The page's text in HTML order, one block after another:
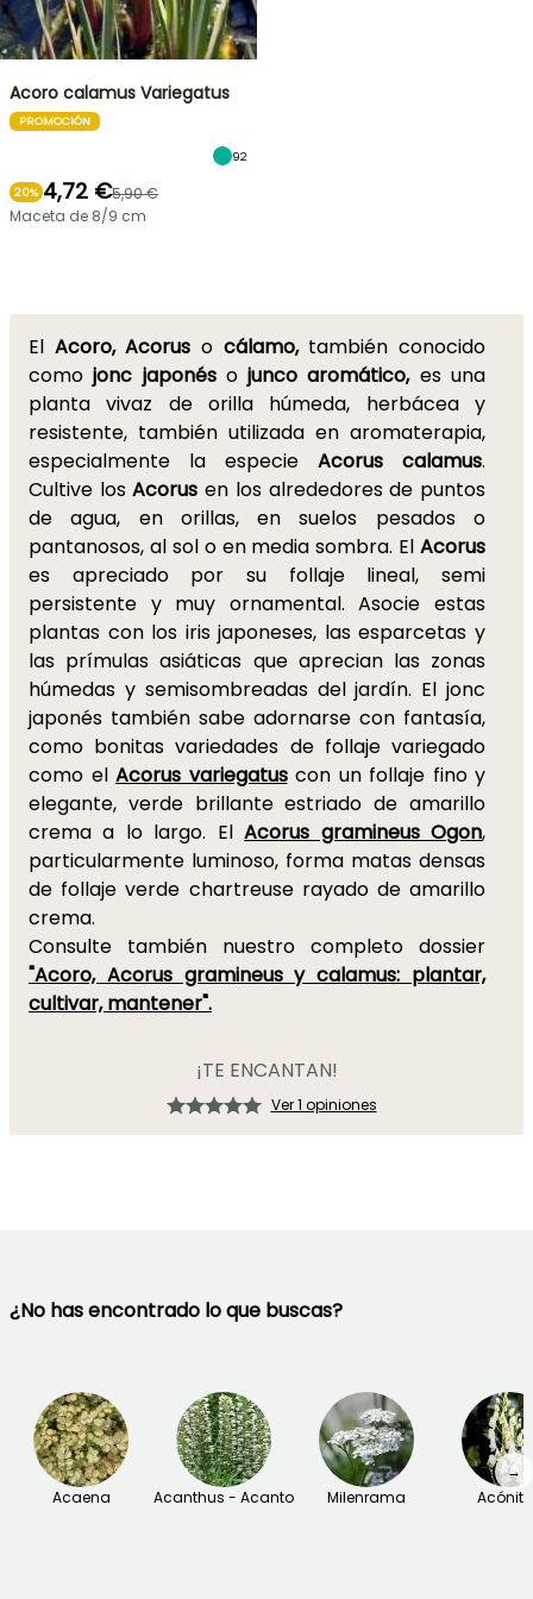
Acoro calamus Variegatus
PROMOCIÓN
92
20% 4,72 €5,90 €
Maceta de 8/9 cm
El Acoro, Acorus o cálamo,también conocido
comojonc japonésojunco aromático,es una
planta vivaz de orilla húmeda, herbácea y
resistente, también utilizada en aromaterapia,
especialmente la especie Acorus calamus.
Cultive losAcorus en los alrededores de puntos
de agua, en orillas, en suelos pesados o
pantanosos, al sol o en media sombra. El Acorus
es apreciado por su follaje lineal, semi
persistente y muy ornamental. Asocie estas
plantas con los iris japoneses, las esparcetas y
las prímulas asiáticas que aprecian las zonas
húmedas y semisombreadas del jardín. El jonc
japonés también sabe adornarse con fantasía,
como bonitas variedades de follaje variegado
como el Acorus variegatuscon un follaje fino y
elegante, verde brillante estriado de amarillo
crema a lo largo. ElAcorus gramineus Ogon,
particularmente luminoso, forma matas densas
de follaje verde chartreuse rayado de amarillo
crema.
Consulte también nuestro completo dossier
"Acoro, Acorus gramineus y calamus: plantar,
cultivar, mantener".
¡TE ENCANTAN!
Ver 1 opiniones
¿No has encontrado lo que buscas?
Acaena Acanthus - Acanto Milenrama
→